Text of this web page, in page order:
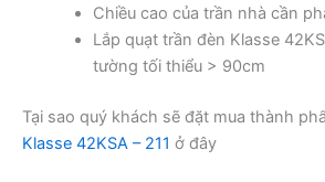
Chiều cao của trần nhà cần
Lắp quạt trần đèn Klasse
tường tối thiểu > 90cm
Tại sao quý khách sẽ đặt mua thành
Klasse 42KSA – 211 ở đây